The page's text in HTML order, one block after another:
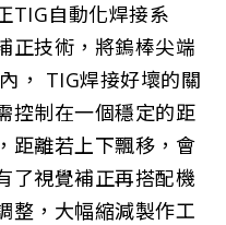
TIG自動化焊接系
正技術，將鎢棒尖端
， TIG焊接好壞的關
控制在一個穩定的距
距離若上下飄移，會
了視覺補正再搭配機
整，大幅縮減製作工